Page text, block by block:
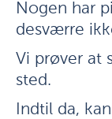
Nogen har
desværre
Vi prøver at
sted.
Indtil da,